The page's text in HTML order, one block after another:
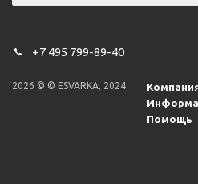
+7 495 799-89-40
2026 © © ESVARKA, 2024
Помощь